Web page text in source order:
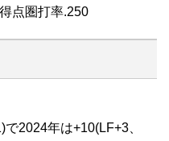
点圏打率.250
2024年は+10(LF+3、